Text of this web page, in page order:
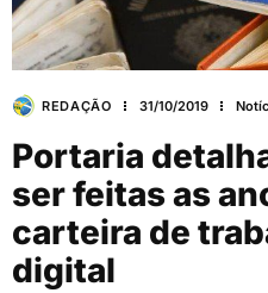
REDAÇÃO 31/10/2019
Portaria
ser feitas as
carteira de
digital